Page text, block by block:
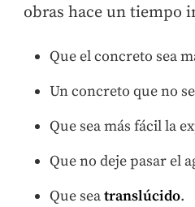
obras hace un tiempo
Que el concreto sea
Un concreto que no
Que sea más fácil la
Que no deje pasar el
Que seatranslúcido.